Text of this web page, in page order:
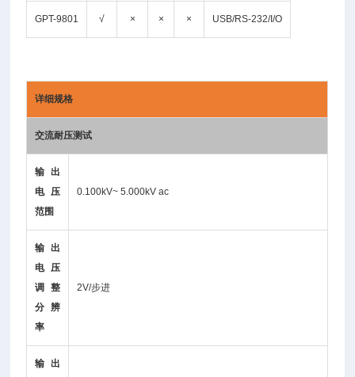
GPT-9801 √ × × × USB/RS-232/I/O
详细规格
交流耐压测试
输出
电压
范围
0.100kV~ 5.000kV ac
输出
电压
调整
分辨
率
2V/步进
输出